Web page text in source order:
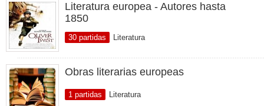
Literatura europea - Autores hasta
1850
30 partidas Literatura
Obras literarias europeas
1 partidas Literatura